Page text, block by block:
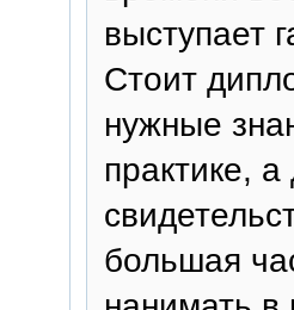
выступает
Стоит
нужные
практике,
большая